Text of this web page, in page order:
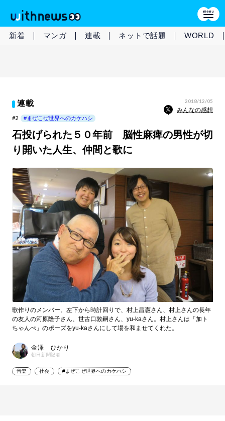
新着 マンガ 連載 ネットで話題 WORLD
連載 2018/12/05
みんなの感想
#2 #まぜこぜ世界へのカケハシ
石投げられた５０年前 脳性麻痺の男性が切
り開いた人生、仲間と歌に
歌作りのメンバー。左下から時計回りで、村上昌憲さん、村上さんの長年
の友人の河原隆子さん、世古口敦嗣さん、yu-kaさん。村上さんは「加ト
ちゃんぺ」のポーズをyu-kaさんにして場を和ませてくれた。
金澤 ひかり
朝日新聞記者
音楽 社会 #まぜこぜ世界へのカケハシ